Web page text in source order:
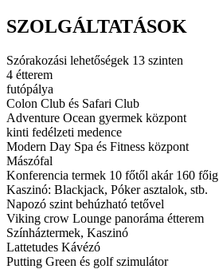
SZOLGÁLTATÁSOK
Szórakozási lehetőségek 13 szinten
4 étterem
futópálya
Colon Club és Safari Club
Adventure Ocean gyermek központ
kinti fedélzeti medence
Modern Day Spa és Fitness központ
Mászófal
Konferencia termek 10 főtől akár 160 főig
Kaszinó: Blackjack, Póker asztalok, stb.
Napozó szint behúzható tetővel
Viking crow Lounge panoráma étterem
Színháztermek, Kaszinó
Lattetudes Kávézó
Putting Green és golf szimulátor